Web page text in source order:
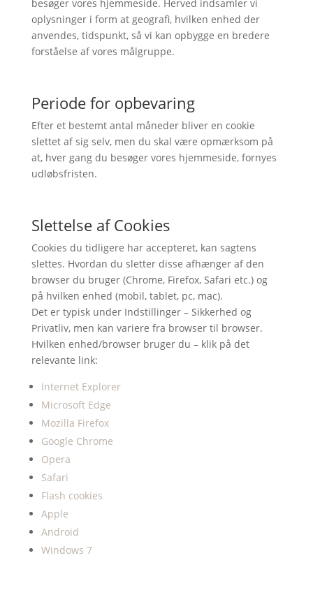
besøger vores hjemmeside. Herved indsamler vi
oplysninger i form at geografi, hvilken enhed der
anvendes, tidspunkt, så vi kan opbygge en bredere
forståelse af vores målgruppe.
Periode for opbevaring
Efter et bestemt antal måneder bliver en cookie
slettet af sig selv, men du skal være opmærksom på
at, hver gang du besøger vores hjemmeside, fornyes
udløbsfristen.
Slettelse af Cookies
Cookies du tidligere har accepteret, kan sagtens
slettes. Hvordan du sletter disse afhænger af den
browser du bruger (Chrome, Firefox, Safari etc.) og
på hvilken enhed (mobil, tablet, pc, mac).
Det er typisk under Indstillinger – Sikkerhed og
Privatliv, men kan variere fra browser til browser.
Hvilken enhed/browser bruger du – klik på det
relevante link:
Internet Explorer
Microsoft Edge
Mozilla Firefox
Google Chrome
Opera
Safari
Flash cookies
Apple
Android
Windows 7